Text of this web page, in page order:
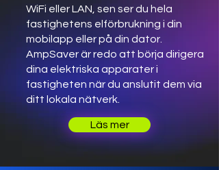
WiFi eller LAN, sen ser du hela
fastighetens elförbrukning i din
mobilapp eller på din dator.
AmpSaver är redo att börja dirigera
dina elektriska apparater i
fastigheten när du anslutit dem via
ditt lokala nätverk.
Läs mer